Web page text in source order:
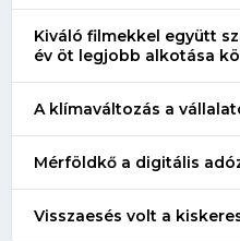
Kiváló filmekkel együtt
év öt legjobb alkotása
A klímaváltozás a
Mérföldkő a digitális
Visszaesés volt a